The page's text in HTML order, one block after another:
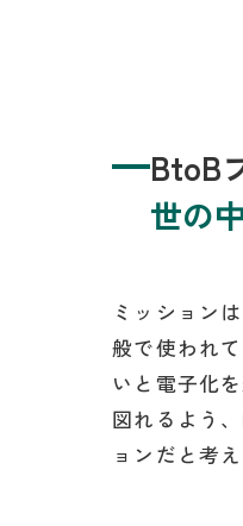
BtoB
世の
ミッション
般で使われ
いと電子化
図れるよう
ョンだと考え